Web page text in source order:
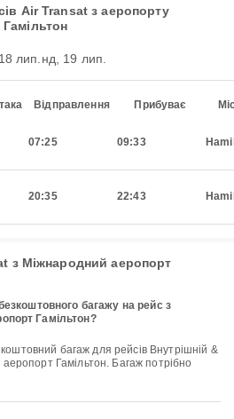
Air Transat з аеропорту
лип. нд, 19 лип.
Відправлення Прибуває
07:25 09:33
20:35 22:43
з Міжнародний аеропорт
багажу на рейс з
Гамільтон?
Гамільтон. Багаж потрібно